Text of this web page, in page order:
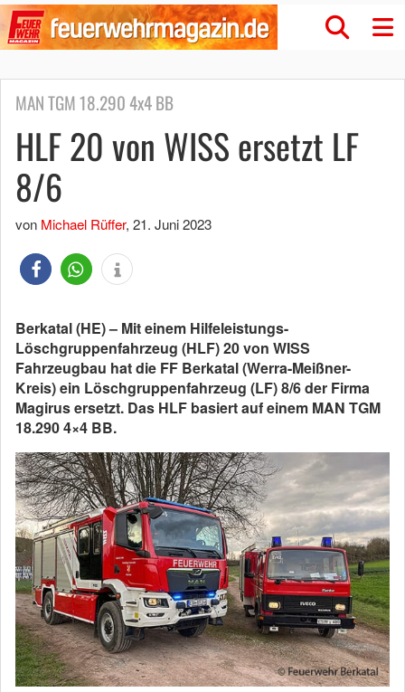
MAN TGM 18.290 4x4 BB
HLF 20 von WISS ersetzt LF
8/6
von Michael Rüffer, 21. Juni 2023
Berkatal (HE) – Mit einem Hilfeleistungs-
Löschgruppenfahrzeug (HLF) 20 von WISS
Fahrzeugbau hat die FF Berkatal (Werra-Meißner-
Kreis) ein Löschgruppenfahrzeug (LF) 8/6 der Firma
Magirus ersetzt. Das HLF basiert auf einem MAN TGM
18.290 4×4 BB.